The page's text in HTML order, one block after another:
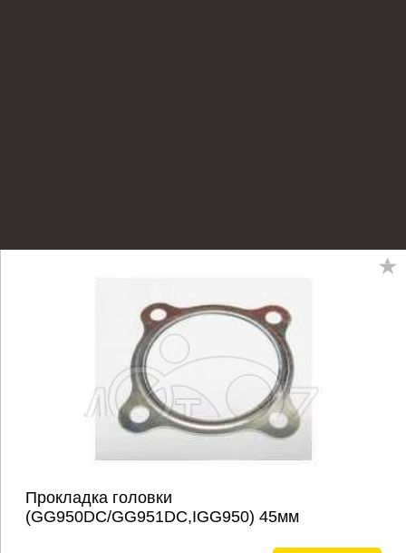
Прокладка головки
(GG950DC/GG951DC,IGG950) 45мм